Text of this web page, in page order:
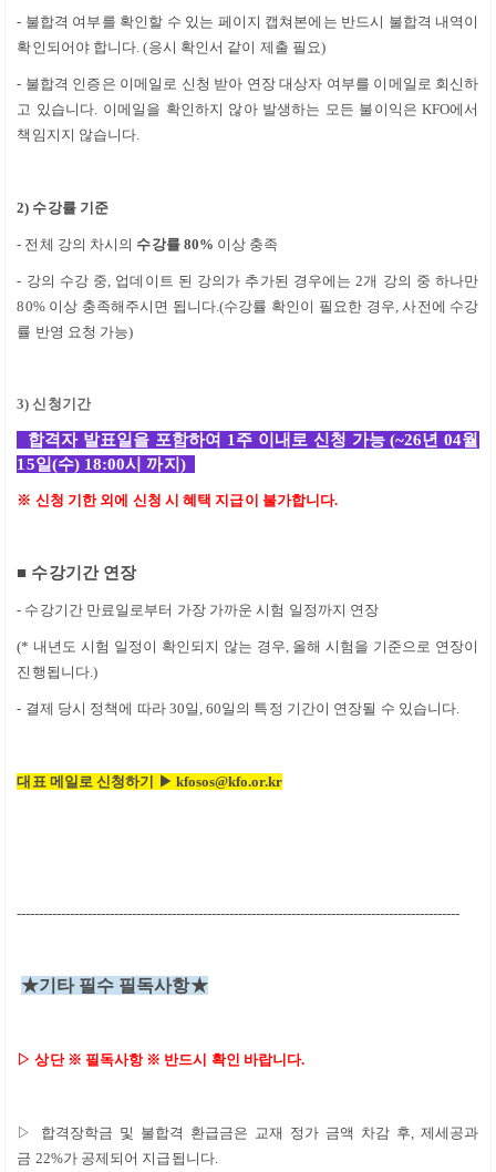
- 불합격 여부를 확인할 수 있는 페이지 캡쳐본에는 반드시 불합격 내역이
확인되어야 합니다. (응시 확인서 같이 제출 필요)
- 불합격 인증은 이메일로 신청 받아 연장 대상자 여부를 이메일로 회신하
고 있습니다. 이메일을 확인하지 않아 발생하는 모든 불이익은KFO에서
책임지지 않습니다.
2) 수강률 기준
- 전체 강의 차시의 수강률 80% 이상 충족
- 강의 수강 중, 업데이트 된 강의가 추가된 경우에는2개 강의 중 하나만
80% 이상 충족해주시면 됩니다.(수강률 확인이 필요한 경우,사전에 수강
률 반영 요청 가능)
3)신청기간
합격자 발표일을 포함하여 1주 이내로 신청 가능(~26년 04월
15일(수) 18:00시 까지 )
※ 신청 기한 외에 신청 시 혜택 지급이 불가합니다.
■ 수강기간 연장
- 수강기간 만료일로부터 가장 가까운 시험 일정까지 연장
(* 내년도 시험 일정이 확인되지 않는 경우, 올해 시험을 기준으로 연장이
진행됩니다.)
- 결제 당시 정책에 따라 30일, 60일의 특정 기간이 연장될 수 있습니다.
대표 메일로 신청하기 ▶ kfosos@kfo.or.kr
----------------------------------------------------------------------------------------------------
★기타 필수 필독사항★
▷상단 ※ 필독사항 ※ 반드시 확인 바랍니다.
▷ 합격장학금 및 불합격 환급금은 교재 정가 금액 차감 후,제세공과
금 22%가 공제되어 지급됩니다.